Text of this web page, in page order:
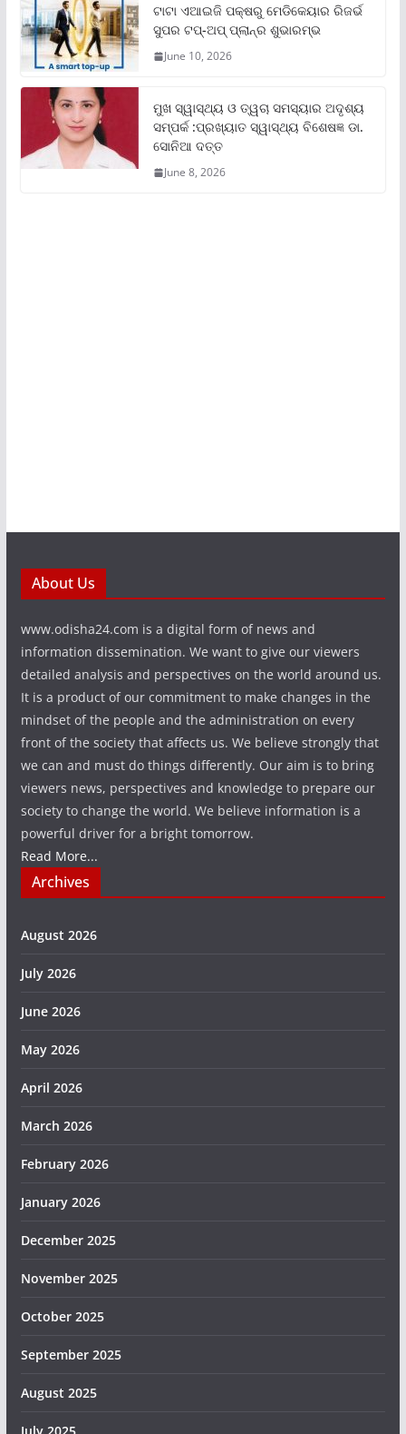
ଟାଟା ଏଆଇଜି ପକ୍ଷରୁ ମେଡିକେୟାର ରିଜର୍ଭ
ସୁପର ଟପ୍‌-ଅପ୍ ପ୍ଲାନ୍‌ର ଶୁଭାରମ୍ଭ
June 10, 2026
ମୁଖ ସ୍ୱାସ୍ଥ୍ୟ ଓ ତ୍ୱଚା ସମସ୍ୟାର ଅଦୃଶ୍ୟ
ସମ୍ପର୍କ :ପ୍ରଖ୍ୟାତ ସ୍ୱାସ୍ଥ୍ୟ ବିଶେଷଜ୍ଞ ଡା.
ସୋନିଆ ଦତ୍ତ
June 8, 2026
About Us
www.odisha24.com is a digital form of news and
information dissemination. We want to give our viewers
detailed analysis and perspectives on the world around us.
It is a product of our commitment to make changes in the
mindset of the people and the administration on every
front of the society that affects us. We believe strongly that
we can and must do things differently. Our aim is to bring
viewers news, perspectives and knowledge to prepare our
society to change the world. We believe information is a
powerful driver for a bright tomorrow.
Read More...
Archives
August 2026
July 2026
June 2026
May 2026
April 2026
March 2026
February 2026
January 2026
December 2025
November 2025
October 2025
September 2025
August 2025